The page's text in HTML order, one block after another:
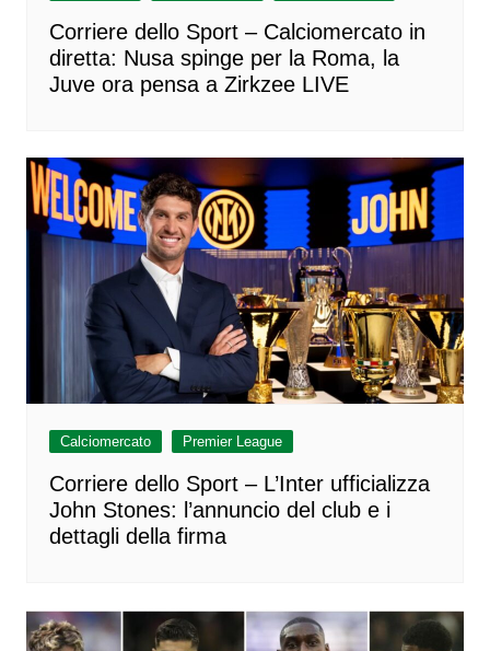
Corriere dello Sport – Calciomercato in
diretta: Nusa spinge per la Roma, la
Juve ora pensa a Zirkzee LIVE
Calciomercato Premier League
Corriere dello Sport – L’Inter ufficializza
John Stones: l’annuncio del club e i
dettagli della firma